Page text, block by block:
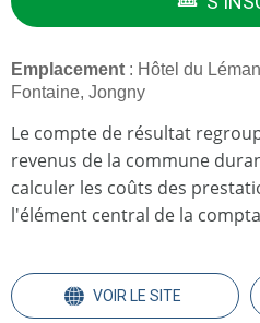
Emplacement : Hôtel du
Fontaine, Jongny
Le compte de résultat
revenus de la commune
calculer les coûts des
l'élément central de la
VOIR LE SITE